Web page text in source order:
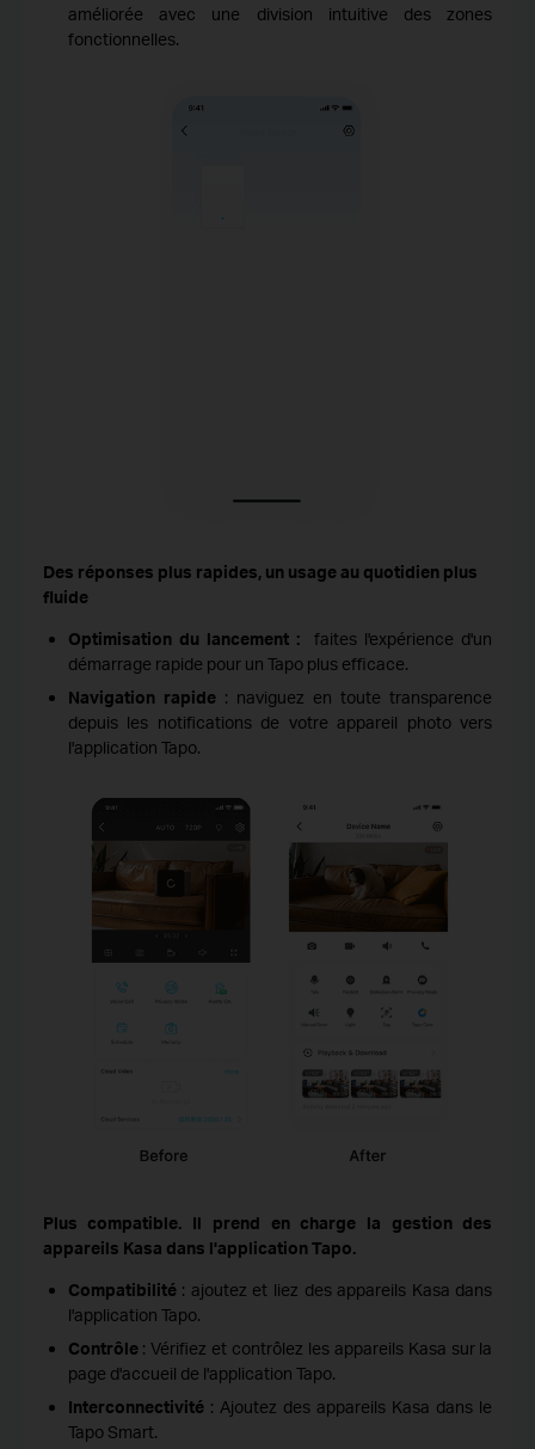
améliorée avec une division intuitive des zones
fonctionnelles.
Des réponses plus rapides, un usage au quotidien plus
fluide
Optimisation du lancement :
faites l'expérience d'un
démarrage rapide pour un Tapo plus efficace.
Navigation rapide: naviguez en toute transparence
depuis les notifications de votre appareil photo vers
l'application Tapo.
Plus compatible. Il prend en charge la gestion des
appareils Kasa dans l'application Tapo.
Compatibilité: ajoutez et liez des appareils Kasa dans
l'application Tapo.
Contrôle: Vérifiez et contrôlez les appareils Kasa sur la
page d'accueil de l'application Tapo.
Interconnectivité: Ajoutez des appareils Kasa dans le
Tapo Smart.